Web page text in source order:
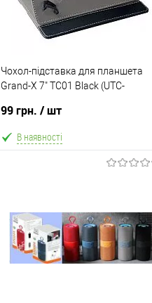
Чохол-підставка для планшета
Grand-X 7" TC01 Black (UTC-
99 грн. / шт
В наявності
В обране Порівняння
Склад зберігання